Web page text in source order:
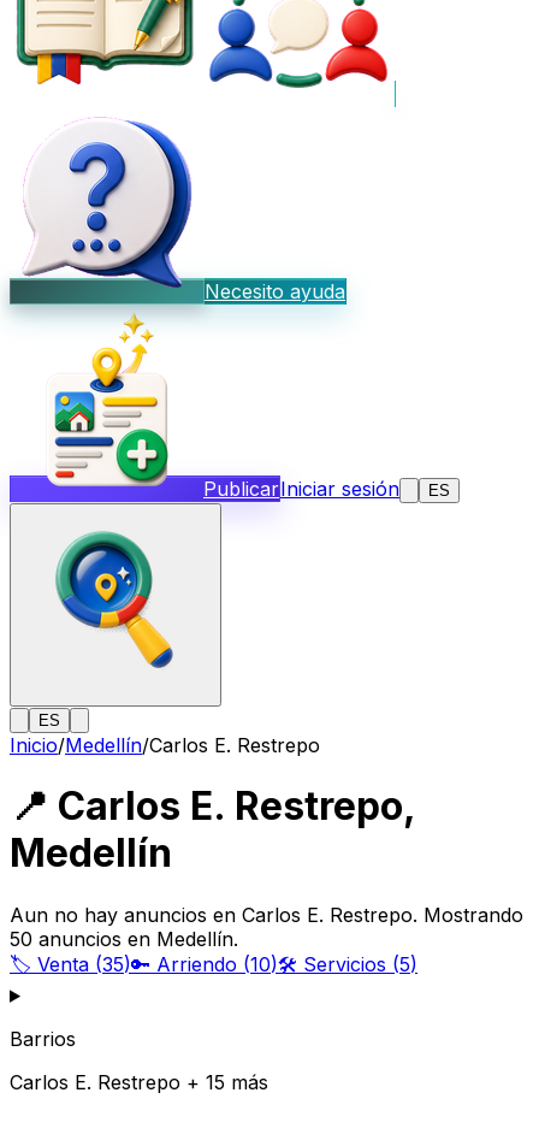
Necesito ayuda
PublicarIniciar sesión ES
ES
Inicio/Medellín/Carlos E. Restrepo
📍 Carlos E. Restrepo,
Medellín
Aun no hay anuncios en Carlos E. Restrepo. Mostrando
50 anuncios en Medellín.
🏷️ Venta (35)🔑 Arriendo (10)🛠️ Servicios (5)
Barrios
Carlos E. Restrepo + 15 más